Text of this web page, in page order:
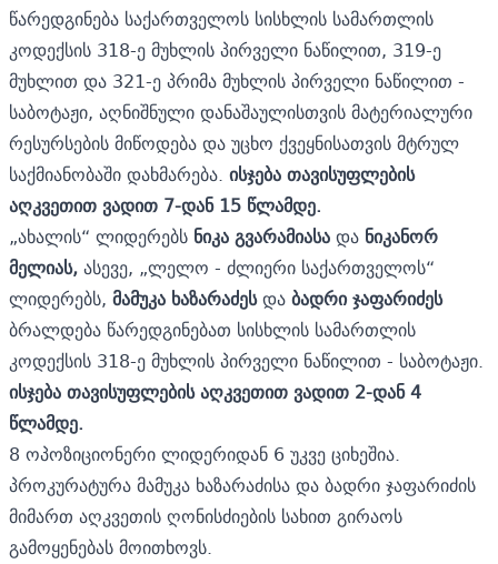
წარედგინება საქართველოს სისხლის სამართლის
კოდექსის 318-ე მუხლის პირველი ნაწილით, 319-ე
მუხლით და 321-ე პრიმა მუხლის პირველი ნაწილით -
საბოტაჟი, აღნიშნული დანაშაულისთვის მატერიალური
რესურსების მიწოდება და უცხო ქვეყნისათვის მტრულ
საქმიანობაში დახმარება. ისჯება თავისუფლების
აღკვეთით ვადით 7-დან 15 წლამდე.
„ახალის“ ლიდერებს ნიკა გვარამიასადა ნიკანორ
მელიას,ასევე, „ლელო - ძლიერი საქართველოს“
ლიდერებს, მამუკა ხაზარაძესდაბადრი ჯაფარიძეს
ბრალდება წარედგინებათ სისხლის სამართლის
კოდექსის 318-ე მუხლის პირველი ნაწილით - საბოტაჟი.
ისჯება თავისუფლების აღკვეთით ვადით 2-დან 4
წლამდე.
8 ოპოზიციონერი ლიდერიდან 6 უკვე ციხეშია.
პროკურატურა მამუკა ხაზარაძისა და ბადრი ჯაფარიძის
მიმართ აღკვეთის ღონისძიების სახით გირაოს
გამოყენებას მოითხოვს.